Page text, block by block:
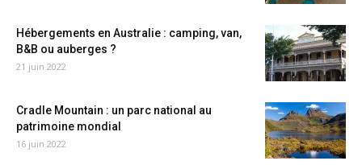
Hébergements en Australie : camping, van,
B&B ou auberges ?
21 juin 2022
Cradle Mountain : un parc national au
patrimoine mondial
16 juin 2022